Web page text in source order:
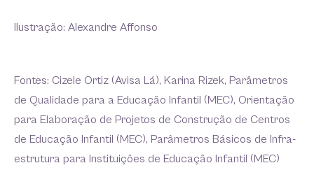
Ilustração: Alexandre Affonso
Fontes: Cizele Ortiz (Avisa Lá), Karina Rizek, Parâmetros
de Qualidade para a Educação Infantil (MEC), Orientação
para Elaboração de Projetos de Construção de Centros
de Educação Infantil (MEC), Parâmetros Básicos de Infra-
estrutura para Instituições de Educação Infantil (MEC)